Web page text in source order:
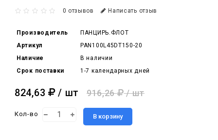
0 отзывов Написать отзыв
Производитель
ПАНЦИРЬ.ФЛОТ
Артикул
PAN100L45DT150-20
Наличие
В наличии
Срок поставки
1-7 календарных дней
824,63 / шт 916,26 / шт
Кол-во В корзину